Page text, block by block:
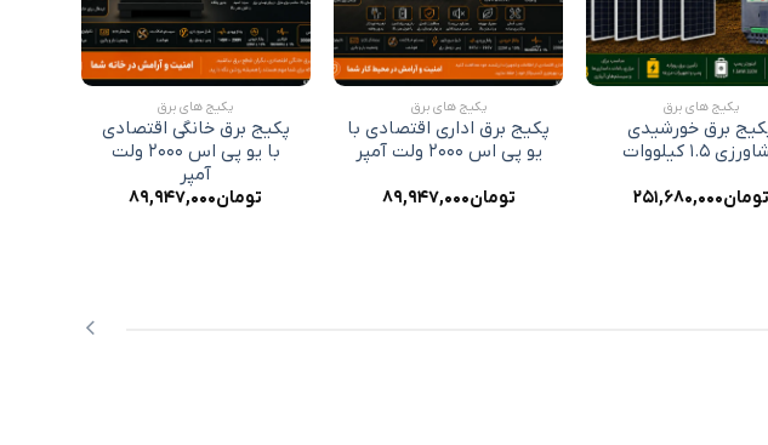
+
پکیج های برق
برق خورشیدی
۱.۵ کیلووات
تومان۲۵۱,۶۸۰,۰۰۰
+
پکیج های برق
پکیج برق اداری اقتصادی با
یو پی اس ۲۰۰۰ ولت آمپر
تومان۸۹,۹۴۷,۰۰۰
+
پکیج های برق
پکیج برق خانگی اقتصادی
با یو پی اس ۲۰۰۰ ولت
آمپر
تومان۸۹,۹۴۷,۰۰۰